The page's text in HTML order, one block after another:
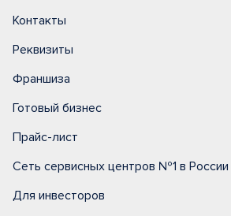
Контакты
Реквизиты
Франшиза
Готовый бизнес
Прайс-лист
Сеть сервисных центров №1 в России
Для инвесторов